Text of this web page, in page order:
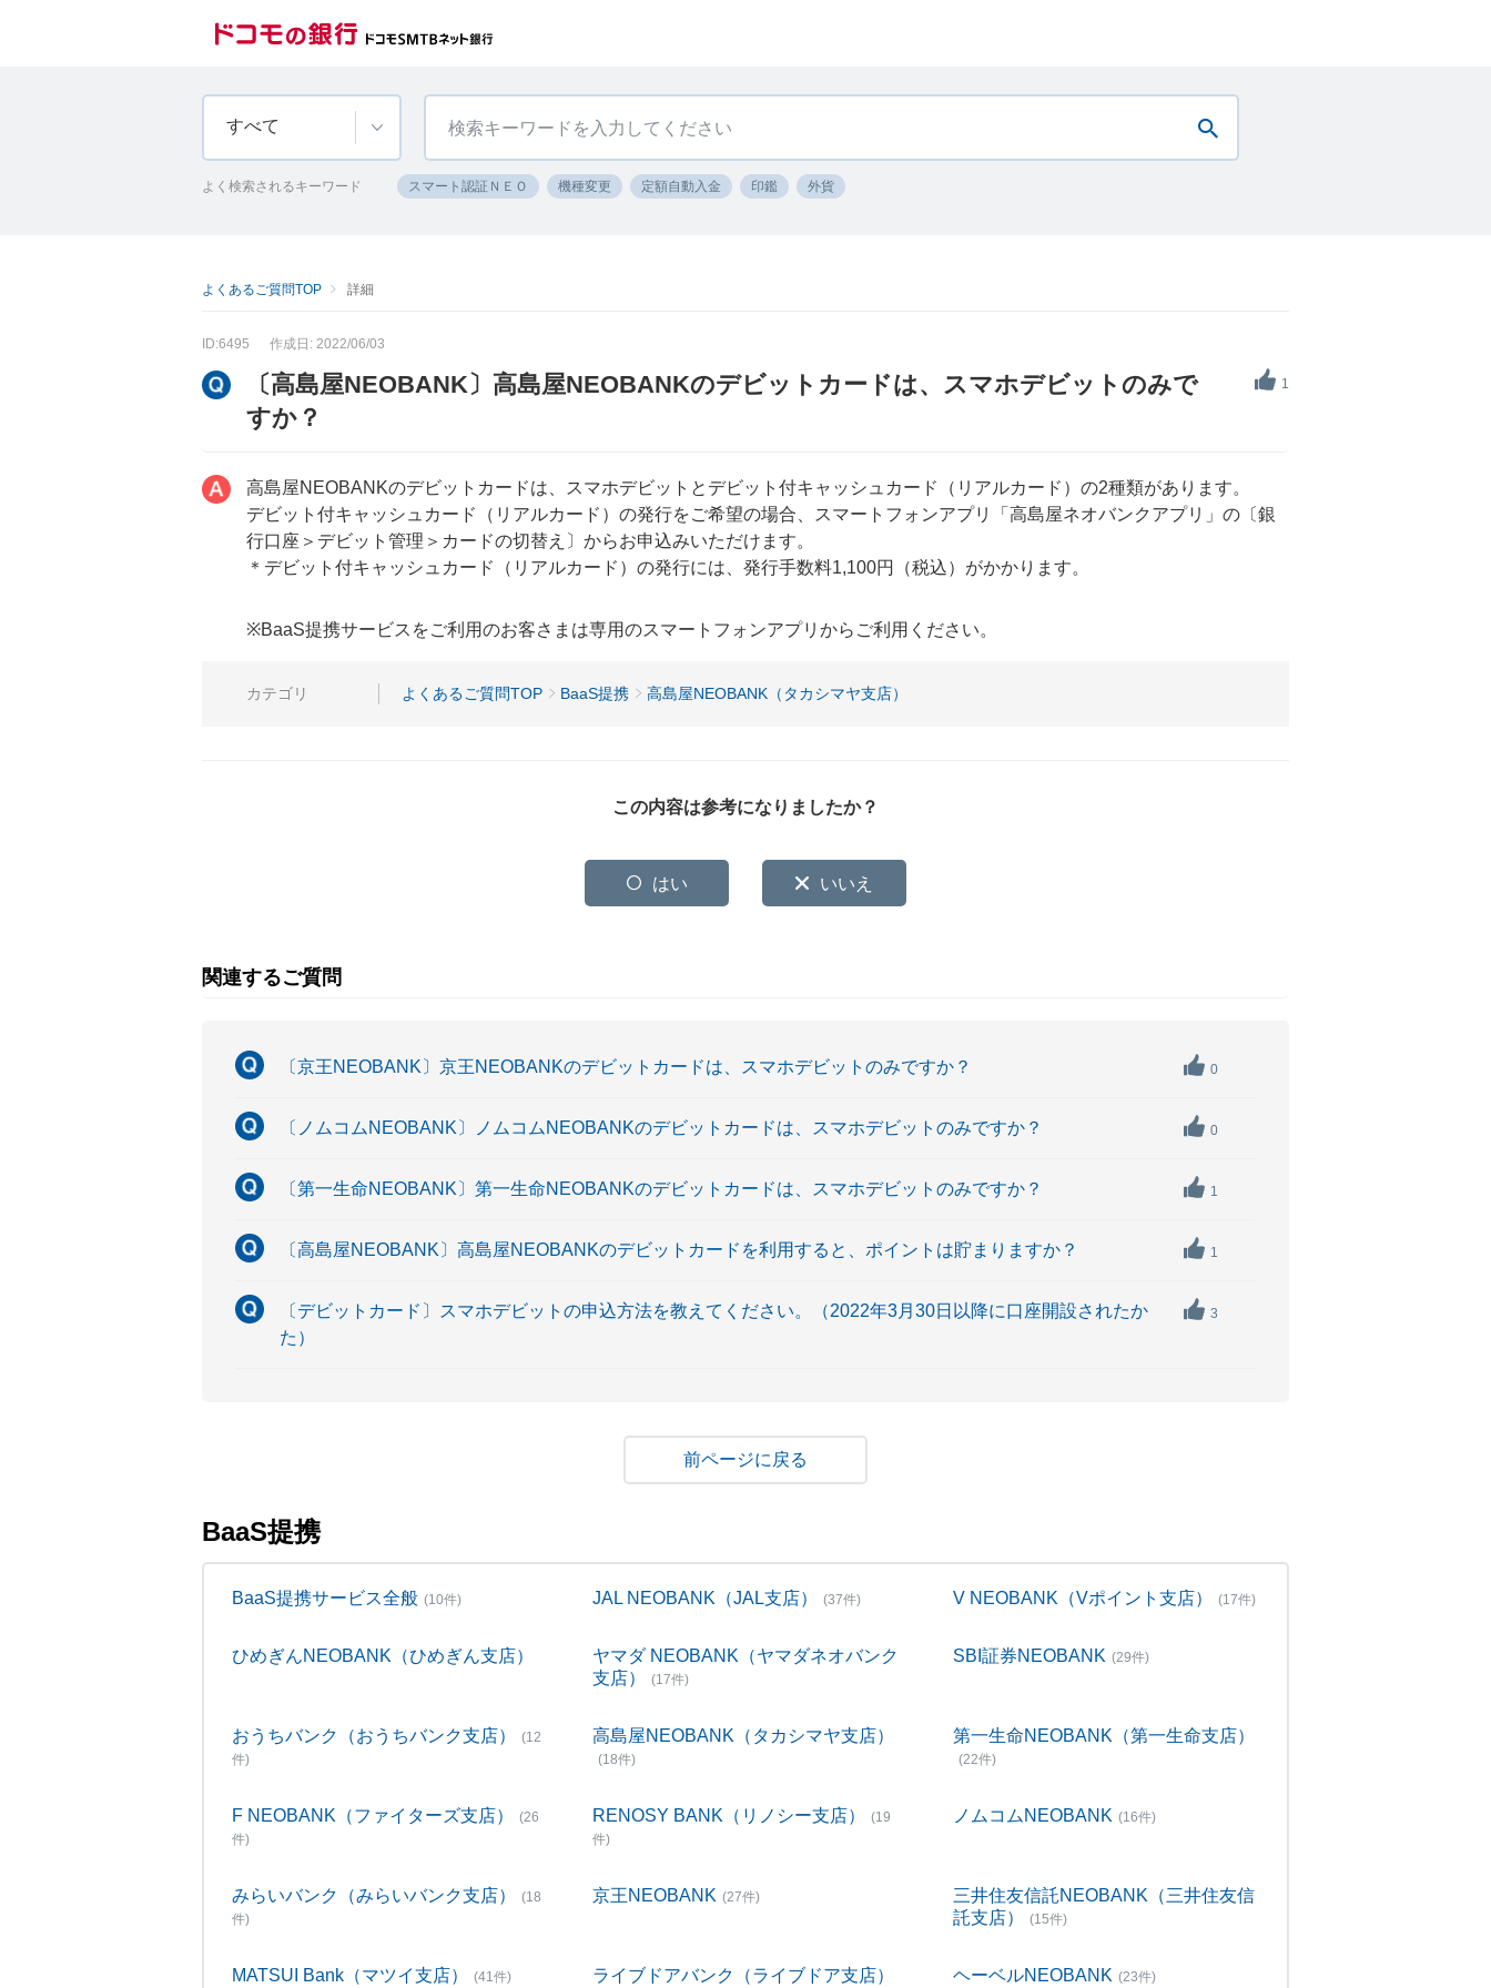
すべて
よく検索されるキーワード スマート認証ＮＥＯ 機種変更 定額自動入金 印鑑 外貨
よくあるご質問TOP 詳細
ID:6495 作成日: 2022/06/03
1
〔高島屋NEOBANK〕高島屋NEOBANKのデビットカードは、スマホデビットのみで
すか？
高島屋NEOBANKのデビットカードは、スマホデビットとデビット付キャッシュカード（リアルカード）の2種類があります。
デビット付キャッシュカード（リアルカード）の発行をご希望の場合、スマートフォンアプリ「高島屋ネオバンクアプリ」の〔銀
行口座＞デビット管理＞カードの切替え〕からお申込みいただけます。
＊デビット付キャッシュカード（リアルカード）の発行には、発行手数料1,100円（税込）がかかります。
※BaaS提携サービスをご利用のお客さまは専用のスマートフォンアプリからご利用ください。
カテゴリ よくあるご質問TOP BaaS提携 高島屋NEOBANK（タカシマヤ支店）
この内容は参考になりましたか？
はい いいえ
関連するご質問
〔京王NEOBANK〕京王NEOBANKのデビットカードは、スマホデビットのみですか？ 0
〔ノムコムNEOBANK〕ノムコムNEOBANKのデビットカードは、スマホデビットのみですか？ 0
〔第一生命NEOBANK〕第一生命NEOBANKのデビットカードは、スマホデビットのみですか？ 1
〔高島屋NEOBANK〕高島屋NEOBANKのデビットカードを利用すると、ポイントは貯まりますか？ 1
〔デビットカード〕スマホデビットの申込方法を教えてください。（2022年3月30日以降に口座開設されたか
た）
3
戻る
BaaS提携
BaaS提携サービス全般 (10件) JAL NEOBANK（JAL支店） (37件) V NEOBANK（Vポイント支店） (17件)
ひめぎんNEOBANK（ひめぎん支店）
ヤマダ NEOBANK（ヤマダネオバンク
支店）
(17件)
SBI証券NEOBANK (29件)
おうちバンク（おうちバンク支店）
(12
件)
高島屋NEOBANK（タカシマヤ支店）
(18件)
第一生命NEOBANK（第一生命支店）
(22件)
F NEOBANK（ファイターズ支店）
(26
件)
RENOSY BANK（リノシー支店）
(19
件)
ノムコムNEOBANK (16件)
みらいバンク（みらいバンク支店）
(18
件)
京王NEOBANK (27件)
三井住友信託NEOBANK（三井住友信
託支店）
(15件)
MATSUI Bank（マツイ支店） (41件) ライブドアバンク（ライブドア支店） ヘーベルNEOBANK (23件)